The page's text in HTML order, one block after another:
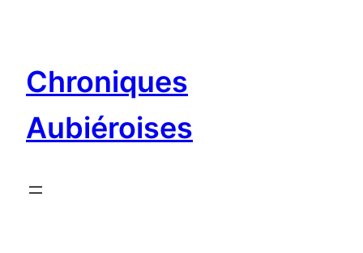
Chroniques
Aubiéroises